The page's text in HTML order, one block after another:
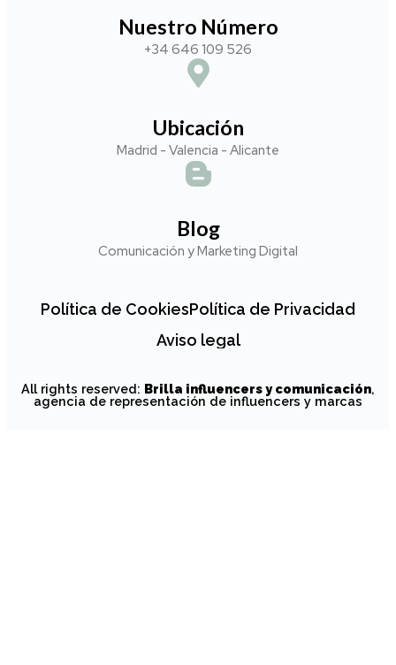
Nuestro Número
+34 646 109 526
Ubicación
Madrid - Valencia - Alicante
Blog
Comunicación y Marketing Digital
Política de CookiesPolítica de Privacidad
Aviso legal
All rights reserved: Brilla influencers y comunicación,
agencia de representación de influencers y marcas